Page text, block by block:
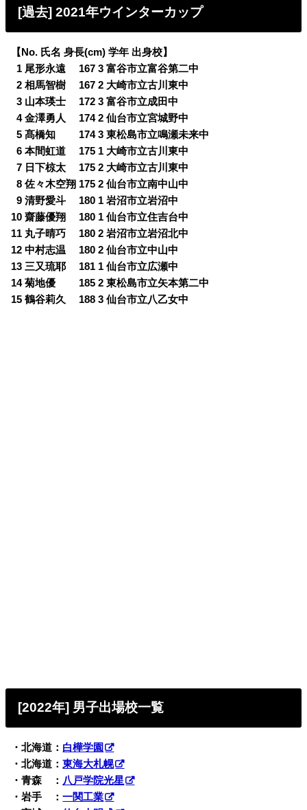
[過去] 2021年ウインターカップ
【No. 氏名 身長(cm) 学年 出身校】
1 尾形永遠 167 3 富谷市立富谷第二中
02 相馬智樹 167 2 大崎市立古川東中
03 山本瑛士 172 3 富谷市立成田中
04 金澤勇人 174 2 仙台市立宮城野中
05 髙橋知 174 3 東松島市立鳴瀬未来中
06 本間虹道 175 1 大崎市立古川東中
07 日下椋太 175 2 大崎市立古川東中
08 佐々木空翔 175 2 仙台市立南中山中
09 清野愛斗 180 1 岩沼市立岩沼中
10 齋藤優翔 180 1 仙台市立住吉台中
11 丸子晴巧 180 2 岩沼市立岩沼北中
12 中村志温 180 2 仙台市立中山中
13 三又琉耶 181 1 仙台市立広瀬中
14 菊地優 185 2 東松島市立矢本第二中
15 鶴谷莉久 188 3 仙台市立八乙女中
[2022年] 男子出場校一覧
・北海道： 白樺学園
・北海道：東海大札幌
・青森 ： 八戸学院光星
・岩手 ：一関工業